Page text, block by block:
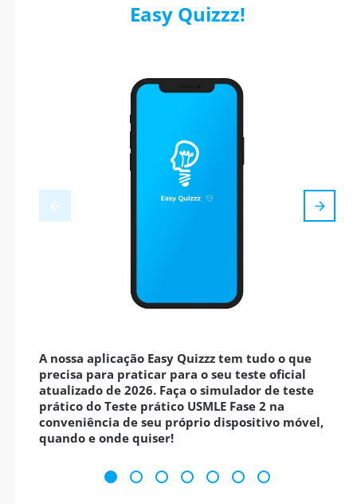
Easy Quizzz!
A nossa aplicação Easy Quizzz tem tudo o que
precisa para praticar para o seu teste oficial
atualizado de 2026. Faça o simulador de teste
prático do Teste prático USMLE Fase 2 na
conveniência de seu próprio dispositivo móvel,
quando e onde quiser!